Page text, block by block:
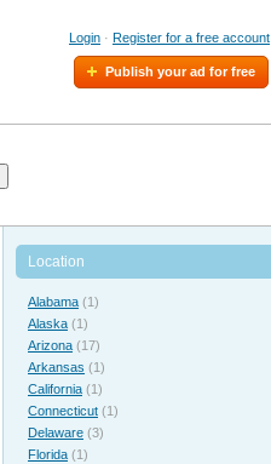
Login · Register for a free account
Publish your ad for free
Location
Alabama (1)
Alaska (1)
Arizona (17)
Arkansas (1)
California (1)
Connecticut (1)
Delaware (3)
Florida (1)